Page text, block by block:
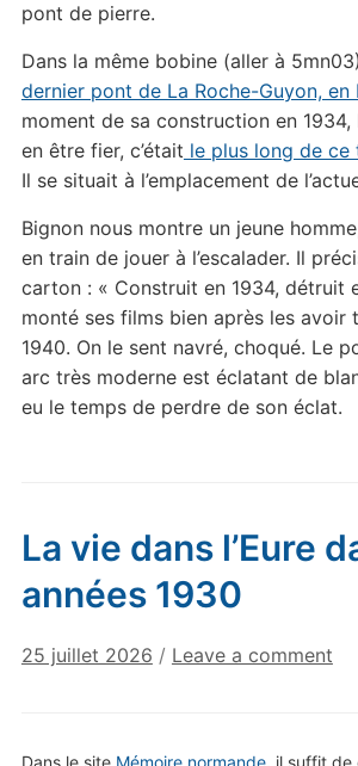
pont de pierre.
Dans la même bobine (aller à
dernier pont de La Roche-Guyon, en
moment de sa construction en
en être fier, c’était le plus long de ce
Il se situait à l’emplacement de
Bignon nous montre un jeune
en train de jouer à l’escalader. Il
carton : « Construit en 1934, détruit
monté ses films bien après les avoir
1940. On le sent navré, choqué. Le
arc très moderne est éclatant de
eu le temps de perdre de son éclat.
La vie dans l’Eure
années 1930
25 juillet 2026 / Leave a comment
Dans le site Mémoire normande, il suffit de